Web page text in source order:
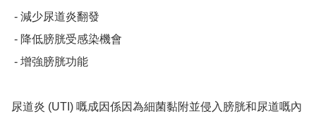
尿道炎 (UTI) 嘅成因係因為細菌黏附並侵入膀胱和尿道嘅內